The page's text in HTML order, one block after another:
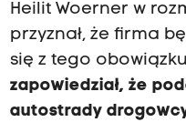
Heilit Woerner w
przyznał, że firma
się z tego
zapowiedział, że
autostrady